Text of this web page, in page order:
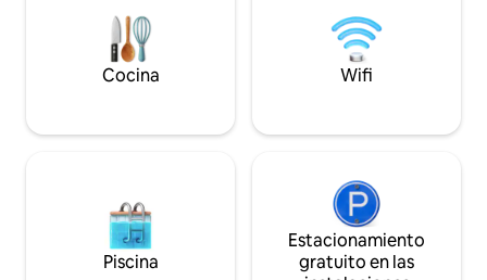
4 minutos a pie) que se paga por
yoga, pesca, stand-up, kayak, Caminada,
Parque Estatal de
Parque de
Cocina Wifi
Piscina
Estacionamiento
gratuito en las